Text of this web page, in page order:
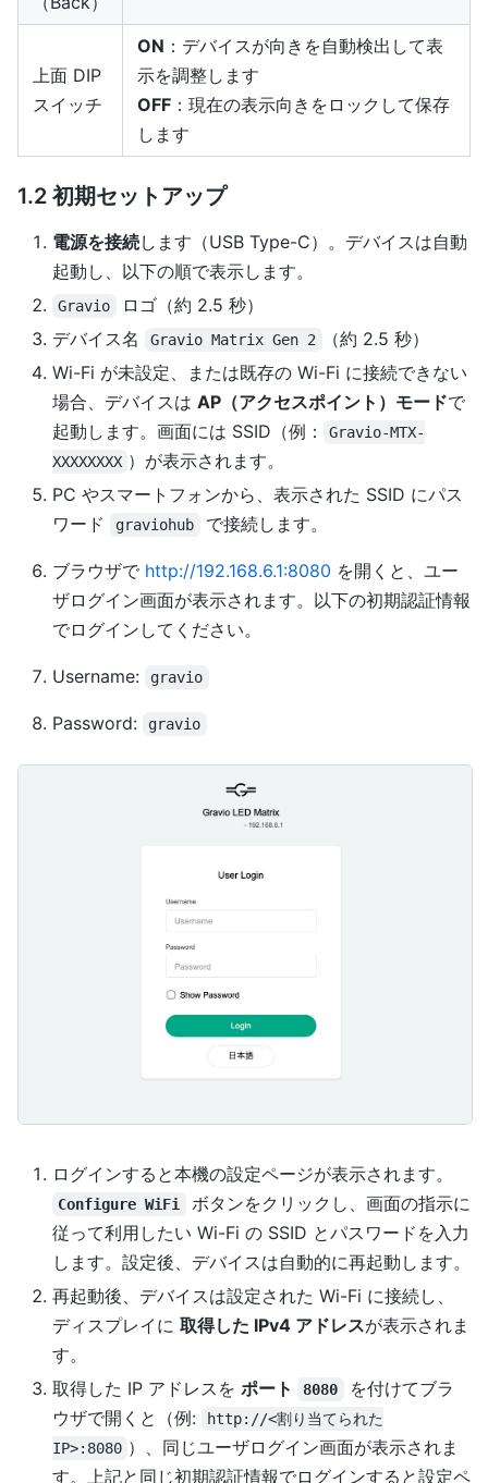
上面 DIP
スイッチ
ON ：デバイスが向きを自動検出して表
示を調整します
OFF ：現在の表示向きをロックして保存
します
1.2 初期セットアップ
電源を接続します（USB Type-C）。デバイスは自動
起動し、以下の順で表示します。
Gravio
ロゴ（約 2.5 秒）
デバイス名
Gravio Matrix Gen 2
（約 2.5 秒）
Wi-Fi が未設定、または既存の Wi-Fi に接続できない
場合、デバイスは AP（アクセスポイント）モードで
起動します。画面には SSID（例：
Gravio-MTX-
XXXXXXXX ）が表示されます。
PC やスマートフォンから、表示された SSID にパス
ワード
graviohub で接続します。
ブラウザで http://192.168.6.1:8080 を開くと、ユー
ザログイン画面が表示されます。以下の初期認証情報
でログインしてください。
Username: gravio
Password: gravio
ログインすると本機の設定ページが表示されます。
Configure WiFi
ボタンをクリックし、画面の指示に
従って利用したい Wi-Fi の SSID とパスワードを入力
します。設定後、デバイスは自動的に再起動します。
再起動後、デバイスは設定された Wi-Fi に接続し、
ディスプレイに 取得した IPv4 アドレスが表示されま
す。
取得した IP アドレスを ポート 8080
を付けてブラ
ウザで開くと（例:
http://<割り当てられた
IP>:8080 ）、同じユーザログイン画面が表示されま
す。上記と同じ初期認証情報でログインすると設定ペ